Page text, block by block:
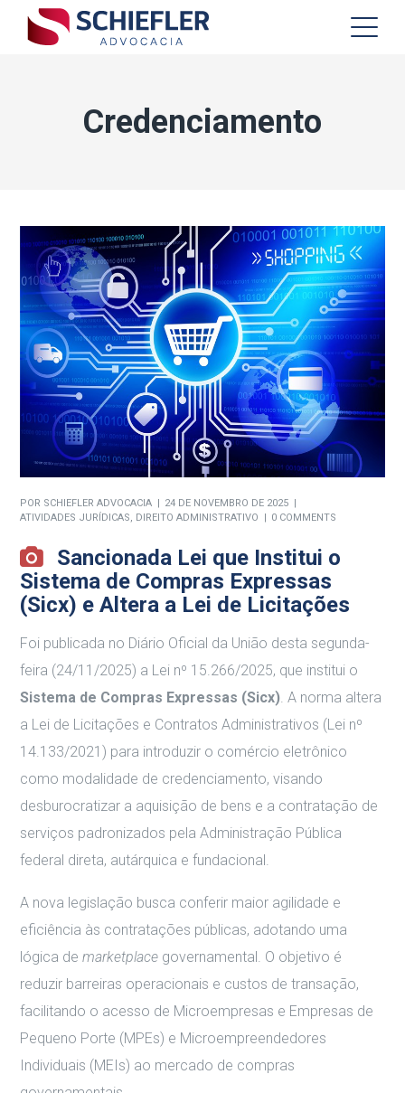
Credenciamento
POR SCHIEFLER ADVOCACIA
24 DE NOVEMBRO DE 2025
ATIVIDADES JURÍDICAS, DIREITO ADMINISTRATIVO 0 COMMENTS
Sancionada Lei que Institui o
Sistema de Compras Expressas
(Sicx) e Altera a Lei de Licitações
Foi publicada no Diário Oficial da União desta segunda-
feira (24/11/2025) a Lei nº 15.266/2025, que institui o
Sistema de Compras Expressas (Sicx). A norma altera
a Lei de Licitações e Contratos Administrativos (Lei nº
14.133/2021) para introduzir o comércio eletrônico
como modalidade de credenciamento, visando
desburocratizar a aquisição de bens e a contratação de
serviços padronizados pela Administração Pública
federal direta, autárquica e fundacional.
A nova legislação busca conferir maior agilidade e
eficiência às contratações públicas, adotando uma
lógica demarketplace governamental. O objetivo é
reduzir barreiras operacionais e custos de transação,
facilitando o acesso de Microempresas e Empresas de
Pequeno Porte (MPEs) e Microempreendedores
Individuais (MEIs) ao mercado de compras